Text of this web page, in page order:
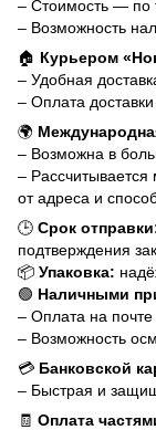
– Стоимость — по
– Возможность
🏠 Курьером
– Удобная
– Оплата
🌍
– Возможна в
–
от адреса и
🕒 Срок
подтверждения
📦 Упаковка:
🟢 Наличными
– Оплата на почте
– Возможность
💳 Банковской
– Быстрая и
🧾 Оплата